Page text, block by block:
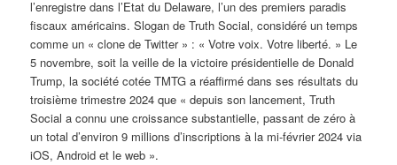
l’enregistre dans l’Etat du Delaware, l’un des premiers paradis
fiscaux américains. Slogan de Truth Social, considéré un temps
comme un « clone de Twitter » : « Votre voix. Votre liberté. » Le
5 novembre, soit la veille de la victoire présidentielle de Donald
Trump, la société cotée TMTG a réaffirmé dans ses résultats du
troisième trimestre 2024 que « depuis son lancement, Truth
Social a connu une croissance substantielle, passant de zéro à
un total d’environ 9 millions d’inscriptions à la mi-février 2024 via
iOS, Android et le web ».